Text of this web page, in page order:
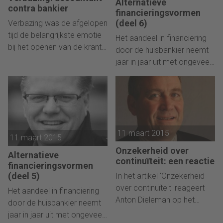
financieringsvormen. Deel 7
professoren, Paul B.W. Miller
en Paul R. Bahnson, van
respectievelijk de universiteit
van Colorado en Boise
University. Drie Nederlandse
contra bankier
Verbazing was de afgelopen
tijd de belangrijkste emotie
bij het openen van de krant.
waarvan wereldwijd sprake
is. Dit was echter niet de
voornaamste reden voor
mijn verbazing. Mijn
verbazing hing vooral
samen met ontwikkelingen
bij andere beroepsgroepen.
In deze bijdrage een korte
bloemlezing van de
ontwikkelingen die de bron
vormen van mijn verbazing.
Alternatieve
financieringsvormen
(deel 6)
Het aandeel in financiering
door de huisbankier neemt
jaar in jaar uit met ongeveer
10 procent af. Daarom
ook controllers en
eigenaren van
ondernemingen op de
hoogte zijn van de ins en
outs van alternatieve
financieringsvormen. Deel 6
11 maart 2015
Alternatieve
financieringsvormen
(deel 5)
Het aandeel in financiering
door de huisbankier neemt
jaar in jaar uit met ongeveer
11 maart 2015
Onzekerheid over
continuïteit: een reactie
In het artikel 'Onzekerheid
over continuïteit' reageert
Anton Dieleman op het